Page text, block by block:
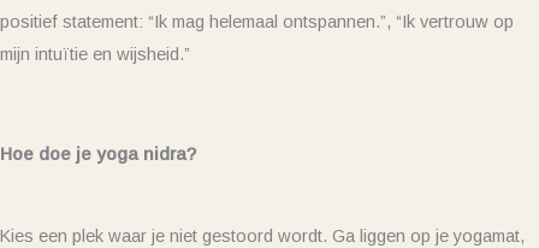
positief statement: “Ik mag helemaal ontspannen.”, “Ik vertrouw op
mijn intuïtie en wijsheid.”
Hoe doe je yoga nidra?
Kies een plek waar je niet gestoord wordt. Ga liggen op je yogamat,